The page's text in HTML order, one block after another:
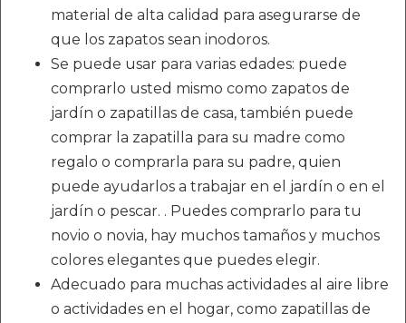
material de alta calidad para asegurarse de
que los zapatos sean inodoros.
Se puede usar para varias edades: puede
comprarlo usted mismo como zapatos de
jardín o zapatillas de casa, también puede
comprar la zapatilla para su madre como
regalo o comprarla para su padre, quien
puede ayudarlos a trabajar en el jardín o en el
jardín o pescar. . Puedes comprarlo para tu
novio o novia, hay muchos tamaños y muchos
colores elegantes que puedes elegir.
Adecuado para muchas actividades al aire libre
o actividades en el hogar, como zapatillas de